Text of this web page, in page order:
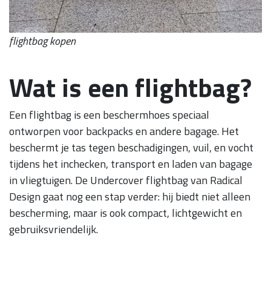
flightbag kopen
Wat is een flightbag?
Een flightbag is een beschermhoes speciaal
ontworpen voor backpacks en andere bagage. Het
beschermt je tas tegen beschadigingen, vuil, en vocht
tijdens het inchecken, transport en laden van bagage
in vliegtuigen. De Undercover flightbag van Radical
Design gaat nog een stap verder: hij biedt niet alleen
bescherming, maar is ook compact, lichtgewicht en
gebruiksvriendelijk.